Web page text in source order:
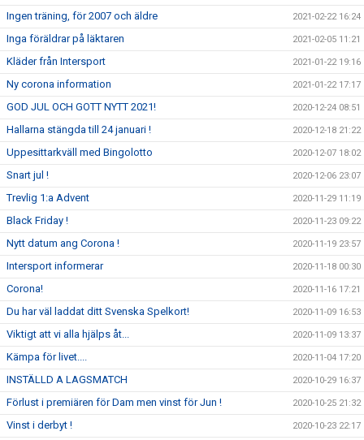
Ingen träning, för 2007 och äldre 2021-02-22 16:24
Inga föräldrar på läktaren 2021-02-05 11:21
Kläder från Intersport 2021-01-22 19:16
Ny corona information 2021-01-22 17:17
GOD JUL OCH GOTT NYTT 2021! 2020-12-24 08:51
Hallarna stängda till 24 januari ! 2020-12-18 21:22
Uppesittarkväll med Bingolotto 2020-12-07 18:02
Snart jul ! 2020-12-06 23:07
Trevlig 1:a Advent 2020-11-29 11:19
Black Friday ! 2020-11-23 09:22
Nytt datum ang Corona ! 2020-11-19 23:57
Intersport informerar 2020-11-18 00:30
Corona! 2020-11-16 17:21
Du har väl laddat ditt Svenska Spelkort! 2020-11-09 16:53
Viktigt att vi alla hjälps åt... 2020-11-09 13:37
Kämpa för livet.... 2020-11-04 17:20
INSTÄLLD A LAGSMATCH 2020-10-29 16:37
Förlust i premiären för Dam men vinst för Jun ! 2020-10-25 21:32
Vinst i derbyt ! 2020-10-23 22:17